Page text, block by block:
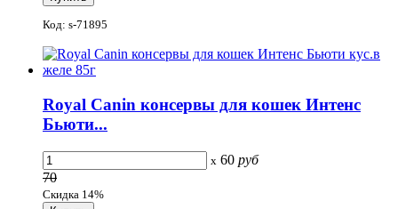
Код: s-71895
Royal Canin консервы для кошек Интенс
Бьюти...
x 60 руб
70
Скидка 14%